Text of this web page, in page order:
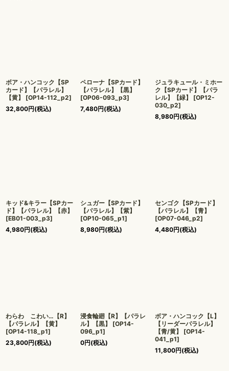
ボア・ハンコック【SP
カード】【パラレル】
【黄】
[OP14-112_p2]
32,800円(税込)
ペローナ【SPカード】
【パラレル】【黒】
[OP06-093_p3]
7,480円(税込)
ジュラキュール・ミホー
ク【SPカード】【パラ
レル】【緑】
[OP12-
030_p2]
8,980円(税込)
キッド&キラー【SPカー
ド】【パラレル】【赤】
[EB01-003_p3]
4,980円(税込)
シュガー【SPカード】
【パラレル】【紫】
[OP10-065_p1]
8,980円(税込)
センゴク【SPカード】
【パラレル】【青】
[OP07-046_p2]
4,480円(税込)
わらわ こわい…【R】
【パラレル】【黄】
[OP14-118_p1]
23,800円(税込)
浸食輪廻【R】【パラレ
ル】【黒】
[OP14-
096_p1]
0円(税込)
ボア・ハンコック【L】
【リーダーパラレル】
【青/黄】
[OP14-
041_p1]
11,800円(税込)